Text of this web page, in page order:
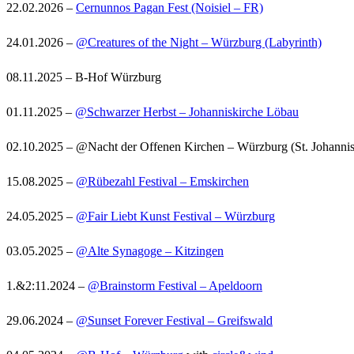
22.02.2026 – Cernunnos Pagan Fest (Noisiel – FR)
24.01.2026 – @Creatures of the Night – Würzburg (Labyrinth)
08.11.2025 – B-Hof Würzburg
01.11.2025 – @Schwarzer Herbst – Johanniskirche Löbau
02.10.2025 – @Nacht der Offenen Kirchen – Würzburg (St.
15.08.2025 – @Rübezahl Festival – Emskirchen
24.05.2025 – @Fair Liebt Kunst Festival – Würzburg
03.05.2025 – @Alte Synagoge – Kitzingen
1.&2:11.2024 – @Brainstorm Festival – Apeldoorn
29.06.2024 – @Sunset Forever Festival – Greifswald